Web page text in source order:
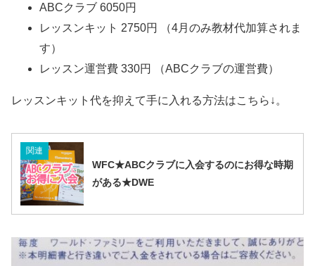
ABCクラブ 6050円
レッスンキット 2750円 （4月のみ教材代加算されま
す）
レッスン運営費 330円 （ABCクラブの運営費）
レッスンキット代を抑えて手に入れる方法はこちら↓。
関連
WFC★ABCクラブに入会するのにお得な時期
がある★DWE